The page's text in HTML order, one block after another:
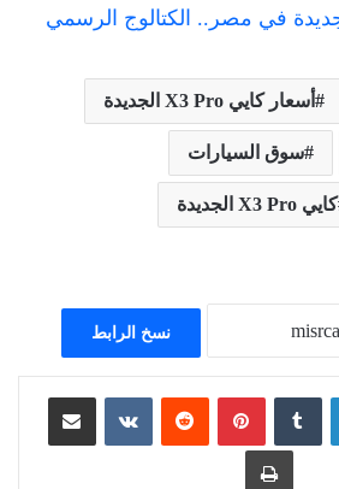
أسعار كايي X3 Pro الجديدة
سوق السيارات
كايي X3 Pro الجديدة
نسخ الرابط
لينكدإن ‏Tumblr بينتيريست
‏Reddit
‏VKontakte مشاركة عبر البريد
طباعة